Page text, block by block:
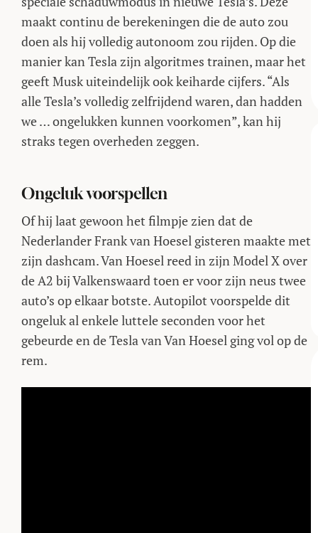
maakt continu de berekeningen die de auto zou
doen als hij volledig autonoom zou rijden. Op die
manier kan Tesla zijn algoritmes trainen, maar het
geeft Musk uiteindelijk ook keiharde cijfers. “Als
alle Tesla’s volledig zelfrijdend waren, dan hadden
we … ongelukken kunnen voorkomen”, kan hij
straks tegen overheden zeggen.
Ongeluk voorspellen
Of hij laat gewoon het filmpje zien dat de
Nederlander Frank van Hoesel gisteren maakte met
zijn dashcam. Van Hoesel reed in zijn Model X over
de A2 bij Valkenswaard toen er voor zijn neus twee
auto’s op elkaar botste. Autopilot voorspelde dit
ongeluk al enkele luttele seconden voor het
gebeurde en de Tesla van Van Hoesel ging vol op de
rem.